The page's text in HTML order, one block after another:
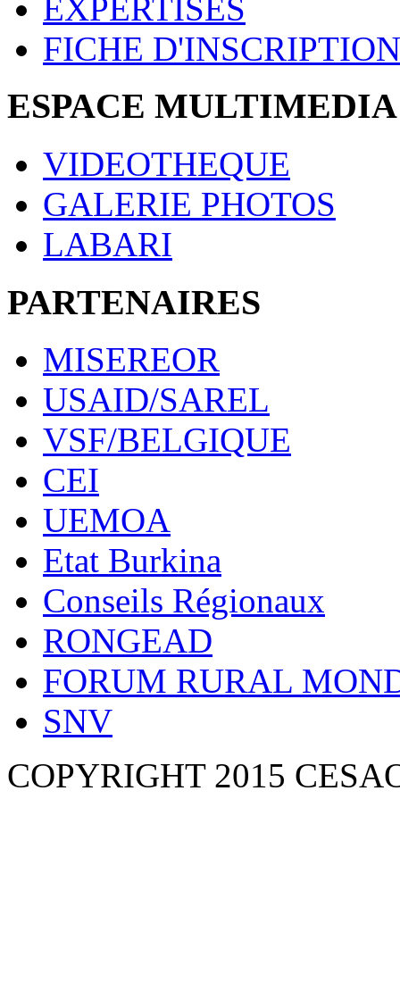
EXPERTISES
FICHE D'INSCRIPTION
ESPACE MULTIMEDIA
VIDEOTHEQUE
GALERIE PHOTOS
LABARI
PARTENAIRES
MISEREOR
USAID/SAREL
VSF/BELGIQUE
CEI
UEMOA
Etat Burkina
Conseils Régionaux
RONGEAD
FORUM RURAL
SNV
COPYRIGHT 2015